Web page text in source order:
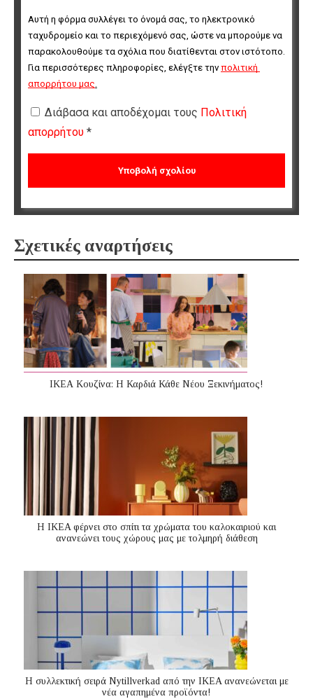
Αυτή η φόρμα συλλέγει το όνομά σας, το ηλεκτρονικό
ταχυδρομείο και το περιεχόμενό σας, ώστε να μπορούμε να
παρακολουθούμε τα σχόλια που διατίθενται στον ιστότοπο.
Για περισσότερες πληροφορίες, ελέγξτε την πολιτική
απορρήτου μας.
Διάβασα και αποδέχομαι τους Πολιτική
απορρήτου *
Σχετικές αναρτήσεις
ΙΚΕΑ Κουζίνα: Η Καρδιά Κάθε Νέου Ξεκινήματος!
Η IKEA φέρνει στο σπίτι τα χρώματα του καλοκαιριού και
ανανεώνει τους χώρους μας με τολμηρή διάθεση
H συλλεκτική σειρά Nytillverkad από την IKEA ανανεώνεται με
νέα αγαπημένα προϊόντα!